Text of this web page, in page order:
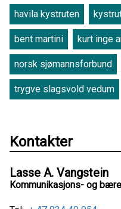
havila kystruten
bent martini kurt inge
norsk sjømannsforbund
trygve slagsvold vedum
Kontakter
Lasse A. Vangstein
Kommunikasjons- og